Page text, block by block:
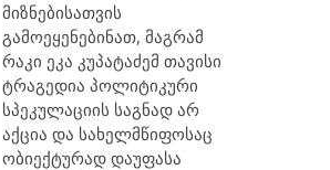
მიზნებისათვის
გამოეყენებინათ, მაგრამ
რაკი ეკა კუპატაძემ თავისი
ტრაგედია პოლიტიკური
სპეკულაციის საგნად არ
აქცია და სახელმწიფოსაც
ობიექტურად დაუფასა